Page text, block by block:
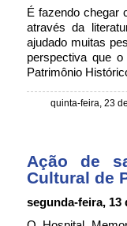
É fazendo chegar
através da
ajudado muitas
perspectiva que
Patrimônio
quinta-feira, 23
Ação de
Cultural de
segunda-feira, 13